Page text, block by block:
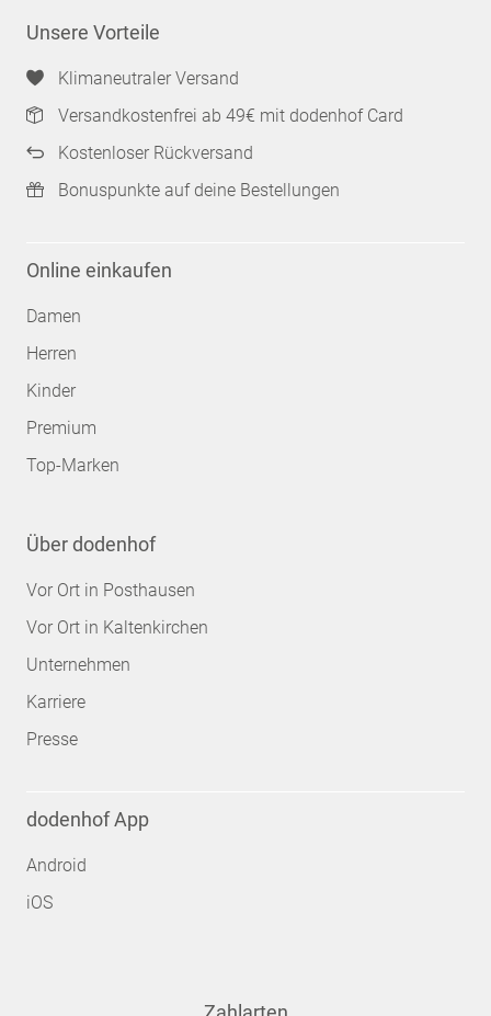
Unsere Vorteile
Klimaneutraler Versand
Versandkostenfrei ab 49€ mit dodenhof Card
Kostenloser Rückversand
Bonuspunkte auf deine Bestellungen
Online einkaufen
Damen
Herren
Kinder
Premium
Top-Marken
Über dodenhof
Vor Ort in Posthausen
Vor Ort in Kaltenkirchen
Unternehmen
Karriere
Presse
dodenhof App
Android
iOS